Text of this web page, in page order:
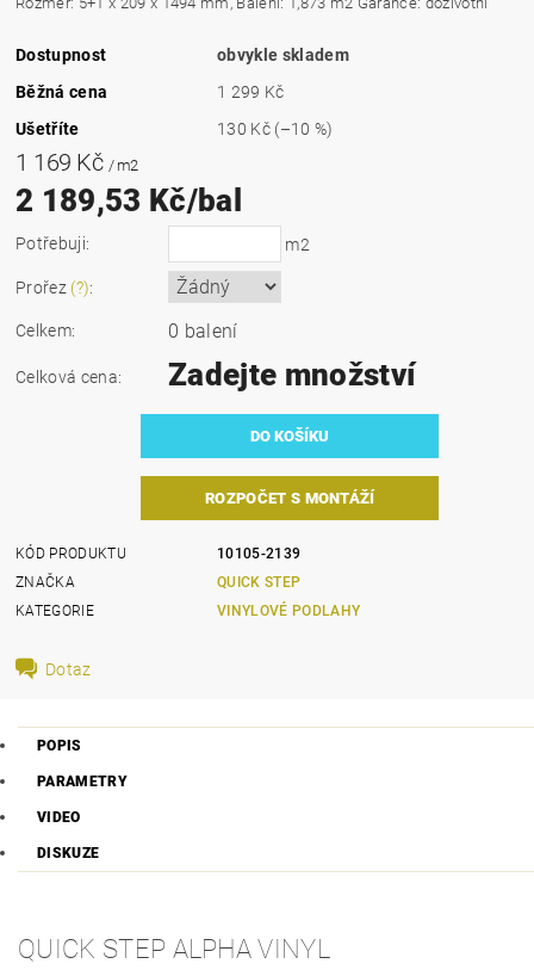
Dostupnost
obvykle skladem
Běžná cena
1 299 Kč
Ušetříte
130 Kč (–10 %)
1 169 Kč / m2
2 189,53 Kč/bal
Potřebuji: m2
Prořez (?):
Celkem: 0 balení
Celková cena: Zadejte množství
ROZPOČET S MONTÁŽÍ
KÓD PRODUKTU
10105-2139
ZNAČKA
QUICK STEP
KATEGORIE
VINYLOVÉ PODLAHY
Dotaz
POPIS
PARAMETRY
VIDEO
DISKUZE
QUICK STEP ALPHA VINYL